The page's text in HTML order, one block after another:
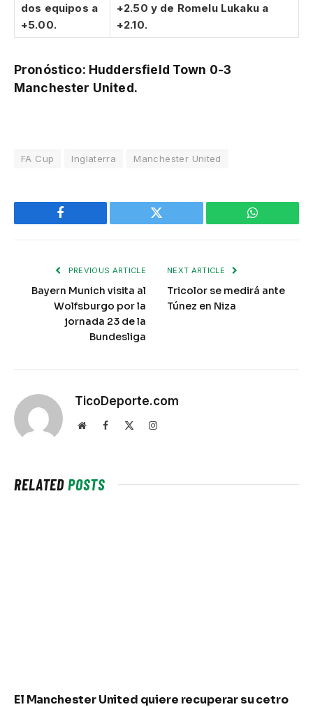
dos equipos a
+5.00.
+2.50 y de Romelu Lukaku a
+2.10.
Pronóstico: Huddersfield Town 0-3
Manchester United.
FA Cup Inglaterra Manchester United
Facebook Twitter WhatsApp
PREVIOUS ARTICLE
Bayern Munich visita al
Wolfsburgo por la
jornada 23 de la
Bundesliga
NEXT ARTICLE
Tricolor se medirá ante
Túnez en Niza
TicoDeporte.com
WebsiteFacebook Instagram
RELATEDPOSTS
El Manchester United quiere recuperar su cetro